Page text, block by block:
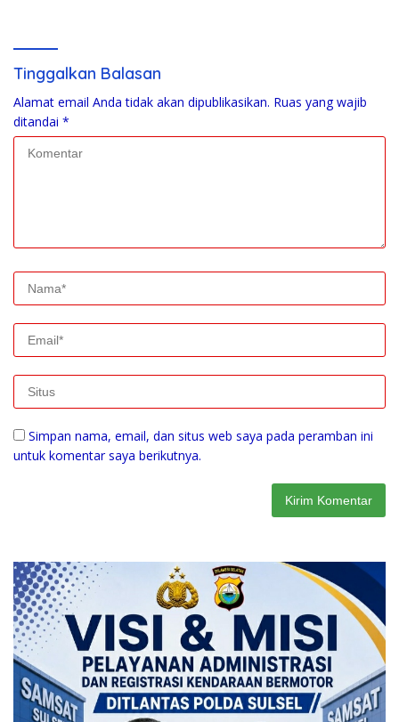
Tinggalkan Balasan
Alamat email Anda tidak akan dipublikasikan. Ruas yang wajib
ditandai *
Simpan nama, email, dan situs web saya pada peramban ini
untuk komentar saya berikutnya.